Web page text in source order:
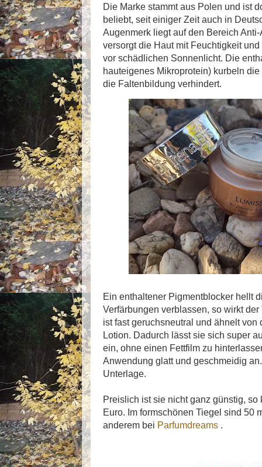
Die Marke stammt aus Polen und ist
beliebt, seit einiger Zeit auch in
Augenmerk liegt auf den Bereich
versorgt die Haut mit Feuchtigkeit
vor schädlichen Sonnenlicht. Die
hauteigenes Mikroprotein) kurbeln
die Faltenbildung verhindert.
Ein enthaltener Pigmentblocker hellt
Verfärbungen verblassen, so wirkt
ist fast geruchsneutral und ähnelt von
Lotion. Dadurch lässt sie sich super
ein, ohne einen Fettfilm zu
Anwendung glatt und geschmeidig
Unterlage.
Preislich ist sie nicht ganz günstig,
Euro. Im formschönen Tiegel sind 50
anderem bei Parfumdreams .